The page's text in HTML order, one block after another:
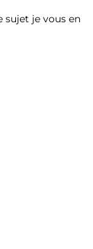
sujet je vous en